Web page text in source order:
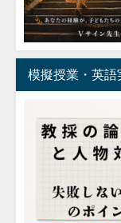
模擬授業・英語